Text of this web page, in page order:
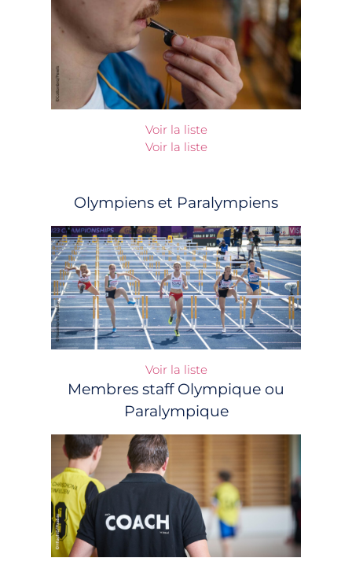
Voir la liste
Voir la liste
Olympiens et Paralympiens
Voir la liste
Membres staff Olympique ou
Paralympique